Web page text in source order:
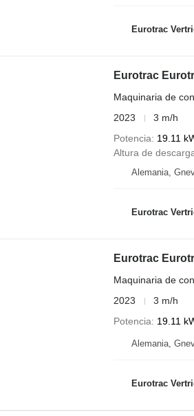
Eurotrac
Eurotrac
Maquinaria de
2023
3 m/h
Potencia
19.11
Altura de
Alemania,
Eurotrac
Eurotrac
Maquinaria de
2023
3 m/h
Potencia
19.11
Alemania,
Eurotrac